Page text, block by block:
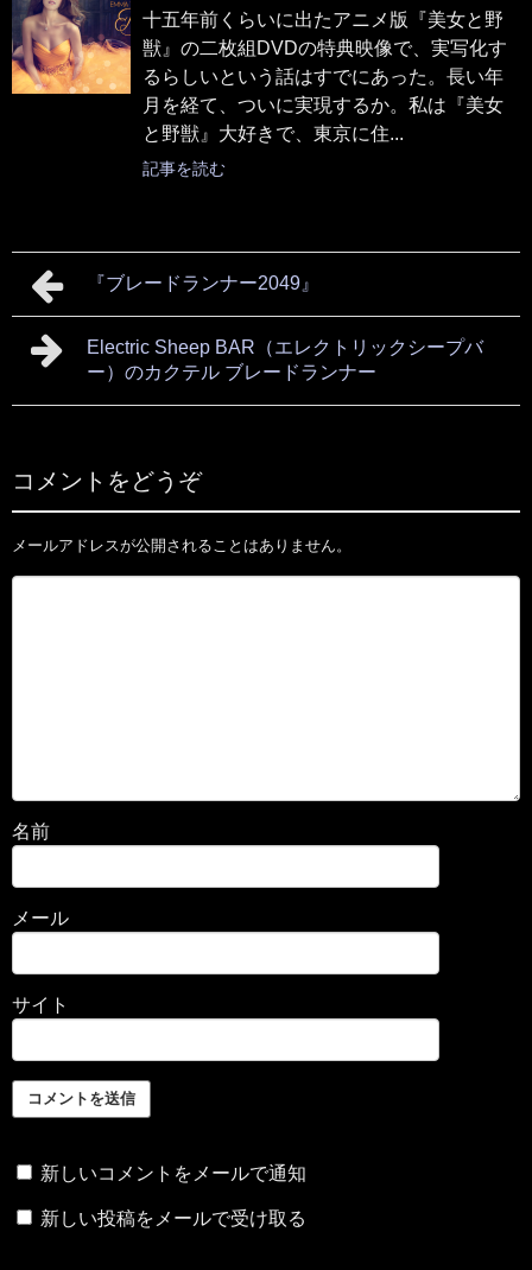
十五年前くらいに出たアニメ版『美女と野
獣』の二枚組DVDの特典映像で、実写化す
るらしいという話はすでにあった。長い年
月を経て、ついに実現するか。私は『美女
と野獣』大好きで、東京に住...
記事を読む
『ブレードランナー2049』
Electric Sheep BAR（エレクトリックシープバ
ー）のカクテル ブレードランナー
コメントをどうぞ
メールアドレスが公開されることはありません。
名前
メール
サイト
新しいコメントをメールで通知
新しい投稿をメールで受け取る